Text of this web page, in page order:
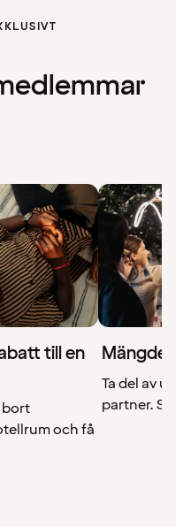
till en
bort
och få
Mängder
Ta del av
partner. Se